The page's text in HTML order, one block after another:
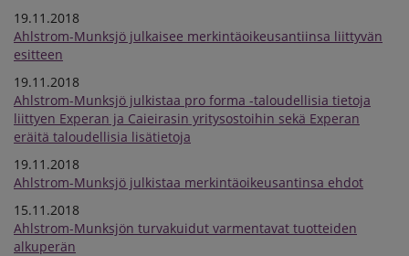
19.11.2018
Ahlstrom-Munksjö julkaisee merkintäoikeusantiinsa liittyvän
esitteen
19.11.2018
Ahlstrom-Munksjö julkistaa pro forma -taloudellisia tietoja
liittyen Experan ja Caieirasin yritysostoihin sekä Experan
eräitä taloudellisia lisätietoja
19.11.2018
Ahlstrom-Munksjö julkistaa merkintäoikeusantinsa ehdot
15.11.2018
Ahlstrom-Munksjön turvakuidut varmentavat tuotteiden
alkuperän